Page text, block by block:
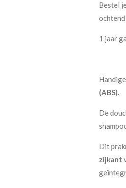
Bestel
1 jaar
(ABS).
De
Dit
zijkant